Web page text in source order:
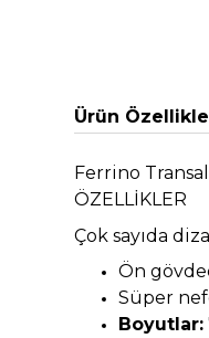
Ürün
Ferrino
ÖZELLİKLER
Çok sayıda
Ön
Süper
Boyutlar: